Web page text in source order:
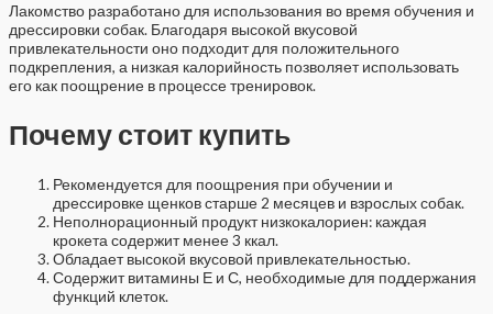
Лакомство разработано для использования во время обучения и
дрессировки собак. Благодаря высокой вкусовой
привлекательности оно подходит для положительного
подкрепления, а низкая калорийность позволяет использовать
его как поощрение в процессе тренировок.
Почему стоит купить
Рекомендуется для поощрения при обучении и
дрессировке щенков старше 2 месяцев и взрослых собак.
Неполнорационный продукт низкокалориен: каждая
крокета содержит менее 3 ккал.
Обладает высокой вкусовой привлекательностью.
Содержит витамины Е и С, необходимые для поддержания
функций клеток.